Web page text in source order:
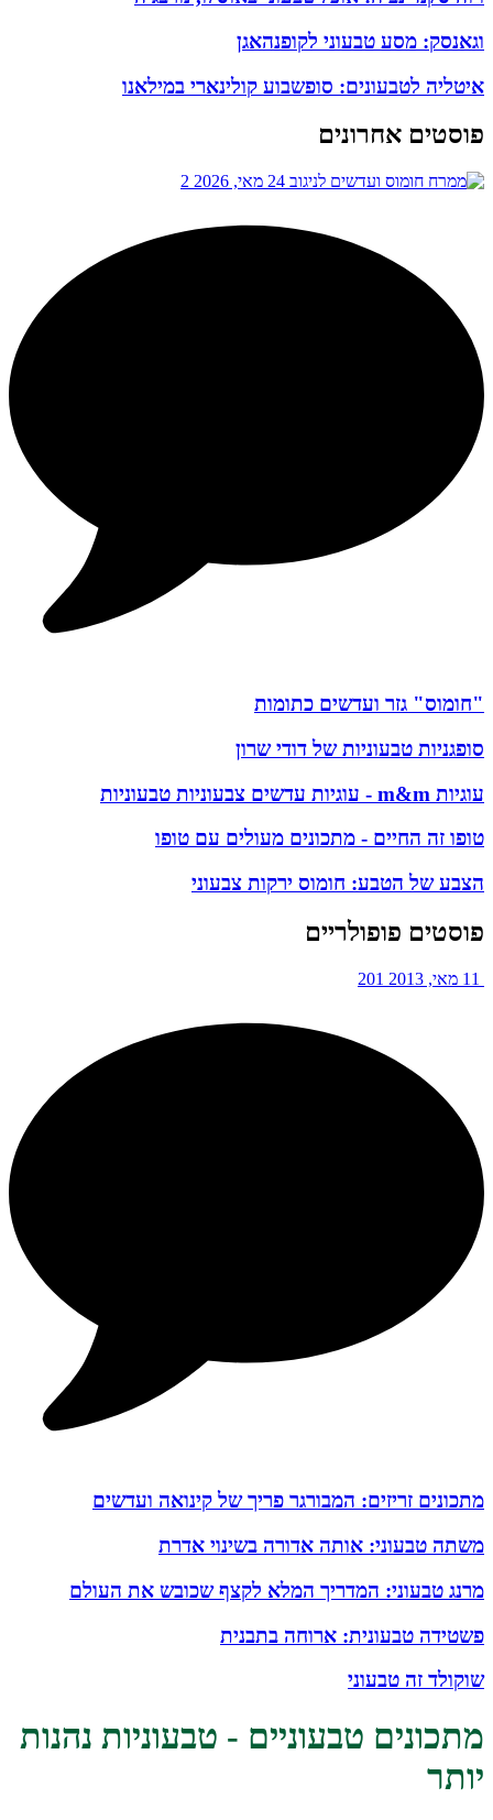
וגאנסק: מסע טבעוני לקופנהאגן
איטליה לטבעונים: סופשבוע קולינארי במילאנו
פוסטים אחרונים
24 מאי, 2026 2
"חומוס" גזר ועדשים כתומות
סופגניות טבעוניות של דודי שרון
עוגיות m&m - עוגיות עדשים צבעוניות טבעוניות
טופו זה החיים - מתכונים מעולים עם טופו
הצבע של הטבע: חומוס ירקות צבעוני
פוסטים פופולריים
11 מאי, 2013 201
מתכונים זריזים: המבורגר פריך של קינואה ועדשים
משתה טבעוני: אותה אדורה בשינוי אדרת
מרנג טבעוני: המדריך המלא לקצף שכובש את העולם
פשטידה טבעונית: ארוחה בתבנית
שוקולד זה טבעוני
מתכונים טבעוניים - טבעוניות נהנות
יותר